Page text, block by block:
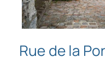
Rue de la